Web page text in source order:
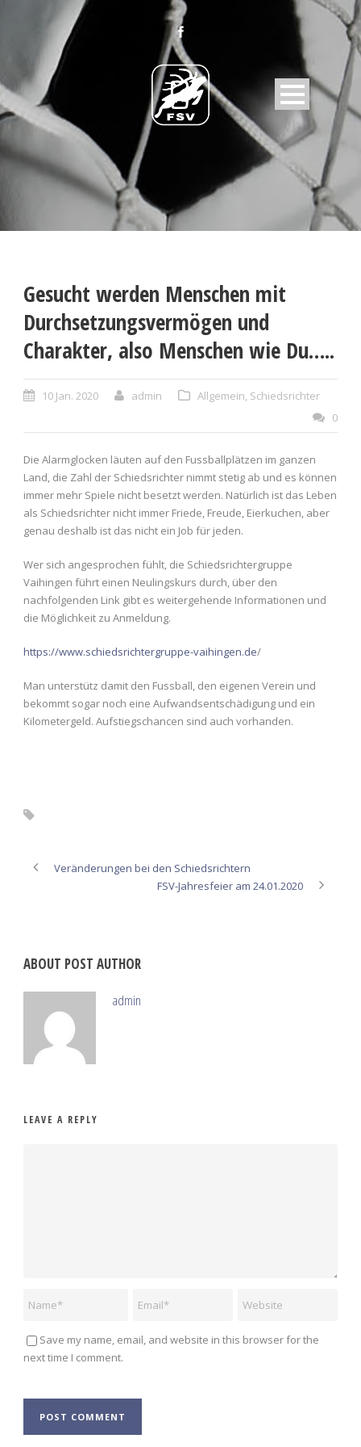
Gesucht werden Menschen mit
Durchsetzungsvermögen und
Charakter, also Menschen wie Du…..
10 Jan. 2020 admin Allgemein, Schiedsrichter
0
Die Alarmglocken läuten auf den Fussballplätzen im ganzen
Land, die Zahl der Schiedsrichter nimmt stetig ab und es können
immer mehr Spiele nicht besetzt werden. Natürlich ist das Leben
als Schiedsrichter nicht immer Friede, Freude, Eierkuchen, aber
genau deshalb ist das nicht ein Job für jeden.
Wer sich angesprochen fühlt, die Schiedsrichtergruppe
Vaihingen führt einen Neulingskurs durch, über den
nachfolgenden Link gibt es weitergehende Informationen und
die Möglichkeit zu Anmeldung.
https://www.schiedsrichtergruppe-vaihingen.de/
Man unterstütz damit den Fussball, den eigenen Verein und
bekommt sogar noch eine Aufwandsentschädigung und ein
Kilometergeld. Aufstiegschancen sind auch vorhanden.
Veränderungen bei den Schiedsrichtern
FSV-Jahresfeier am 24.01.2020
ABOUT POST AUTHOR
admin
LEAVE A REPLY
Save my name, email, and website in this browser for the
next time I comment.